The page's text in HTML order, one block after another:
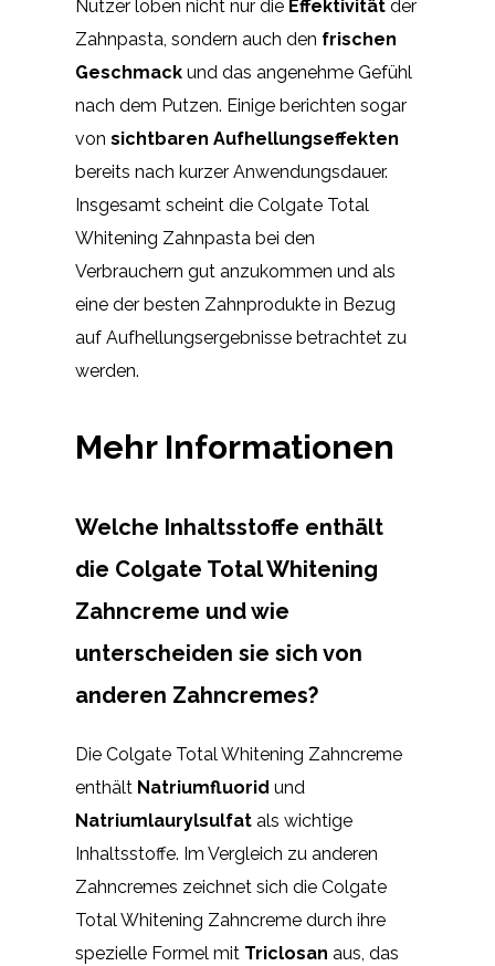
Nutzer loben nicht nur die Effektivität der
Zahnpasta, sondern auch den frischen
Geschmack und das angenehme Gefühl
nach dem Putzen. Einige berichten sogar
von sichtbaren Aufhellungseffekten
bereits nach kurzer Anwendungsdauer.
Insgesamt scheint die Colgate Total
Whitening Zahnpasta bei den
Verbrauchern gut anzukommen und als
eine der besten Zahnprodukte in Bezug
auf Aufhellungsergebnisse betrachtet zu
werden.
Mehr Informationen
Welche Inhaltsstoffe enthält
die Colgate Total Whitening
Zahncreme und wie
unterscheiden sie sich von
anderen Zahncremes?
Die Colgate Total Whitening Zahncreme
enthält Natriumfluorid und
Natriumlaurylsulfat als wichtige
Inhaltsstoffe. Im Vergleich zu anderen
Zahncremes zeichnet sich die Colgate
Total Whitening Zahncreme durch ihre
spezielle Formel mit Triclosan aus, das